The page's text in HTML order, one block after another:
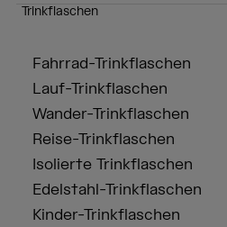
Trinkflaschen
Fahrrad-Trinkflaschen
Lauf-Trinkflaschen
Wander-Trinkflaschen
Reise-Trinkflaschen
Isolierte Trinkflaschen
Edelstahl-Trinkflaschen
Kinder-Trinkflaschen